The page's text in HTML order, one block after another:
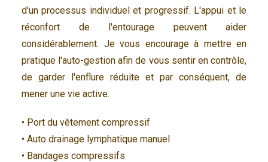
d'un processus individuel et progressif. L'appui et le
réconfort de l'entourage peuvent aider
considérablement. Je vous encourage à mettre en
pratique l'auto-gestion afin de vous sentir en contrôle,
de garder l'enflure réduite et par conséquent, de
mener une vie active.
• Port du vêtement compressif
• Auto drainage lymphatique manuel
• Bandages compressifs